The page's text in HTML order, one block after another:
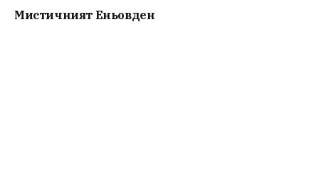
Мистичният Eньовден